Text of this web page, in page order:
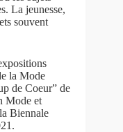
La jeunesse,
souvent
la Mode
de Coeur” de
Mode et
Biennale